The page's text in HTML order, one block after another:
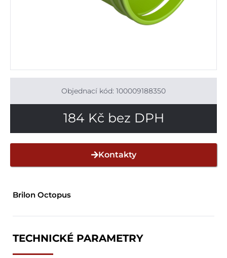
Brilon Octopus
TECHNICKÉ PARAMETRY
Objednací kód: 100009188350
184 Kč bez DPH
Kontakty